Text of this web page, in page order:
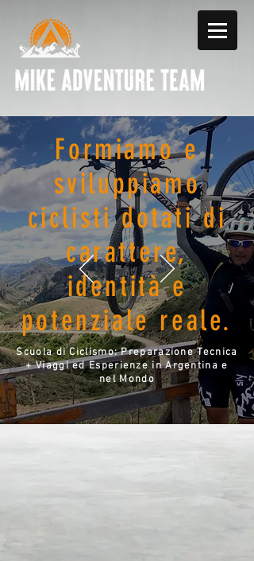
Formiamo e
sviluppiamo
ciclisti dotati di
carattere,
identità e
potenziale reale.
Scuola di Ciclismo: Preparazione Tecnica
+ Viaggi ed Esperienze in Argentina e
nel Mondo